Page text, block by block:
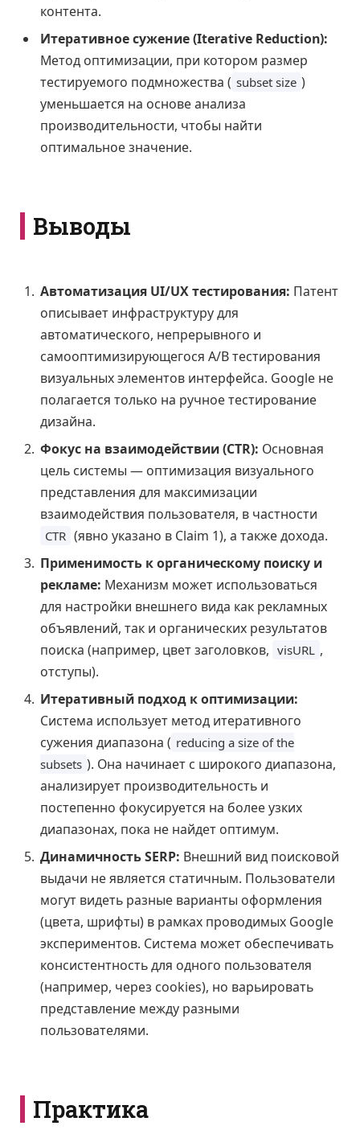
контента.
Итеративное сужение (Iterative Reduction):
Метод оптимизации, при котором размер
тестируемого подмножества ( subset size )
уменьшается на основе анализа
производительности, чтобы найти
оптимальное значение.
Выводы
Автоматизация UI/UX тестирования: Патент
описывает инфраструктуру для
автоматического, непрерывного и
самооптимизирующегося A/B тестирования
визуальных элементов интерфейса. Google не
полагается только на ручное тестирование
дизайна.
Фокус на взаимодействии (CTR): Основная
цель системы — оптимизация визуального
представления для максимизации
взаимодействия пользователя, в частности
CTR (явно указано в Claim 1), а также дохода.
Применимость к органическому поиску и
рекламе: Механизм может использоваться
для настройки внешнего вида как рекламных
объявлений, так и органических результатов
поиска (например, цвет заголовков, visURL ,
отступы).
Итеративный подход к оптимизации:
Система использует метод итеративного
сужения диапазона ( reducing a size of the
subsets ). Она начинает с широкого диапазона,
анализирует производительность и
постепенно фокусируется на более узких
диапазонах, пока не найдет оптимум.
Динамичность SERP: Внешний вид поисковой
выдачи не является статичным. Пользователи
могут видеть разные варианты оформления
(цвета, шрифты) в рамках проводимых Google
экспериментов. Система может обеспечивать
консистентность для одного пользователя
(например, через cookies), но варьировать
представление между разными
пользователями.
Практика